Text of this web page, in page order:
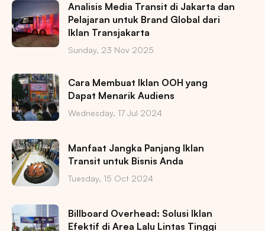
Analisis Media Transit di Jakarta dan
Pelajaran untuk Brand Global dari
Iklan Transjakarta
Sunday, 23 Nov 2025
Cara Membuat Iklan OOH yang
Dapat Menarik Audiens
Wednesday, 17 Jul 2024
Manfaat Jangka Panjang Iklan
Transit untuk Bisnis Anda
Tuesday, 15 Oct 2024
Billboard Overhead: Solusi Iklan
Efektif di Area Lalu Lintas Tinggi